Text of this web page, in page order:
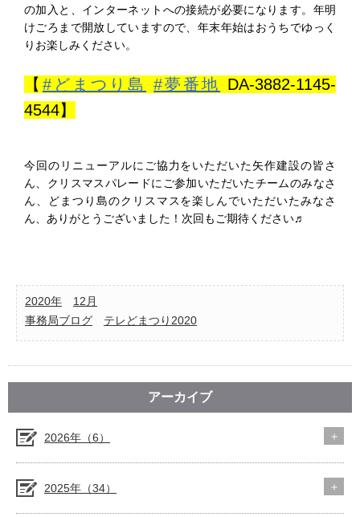
の加入と、インターネットへの接続が必要になります。年明
けごろまで開放していますので、年末年始はおうちでゆっく
りお楽しみください。
【 #どまつり島 #夢番地 DA-3882-1145-
4544】
今回のリニューアルにご協力をいただいた矢作建設の皆さ
ん、クリスマスパレードにご参加いただいたチームのみなさ
ん、どまつり島のクリスマスを楽しんでいただいたみなさ
ん、ありがとうございました！次回もご期待ください♬
2020年
12月
事務局ブログ
テレどまつり2020
アーカイブ
2026年（6）
2025年（34）